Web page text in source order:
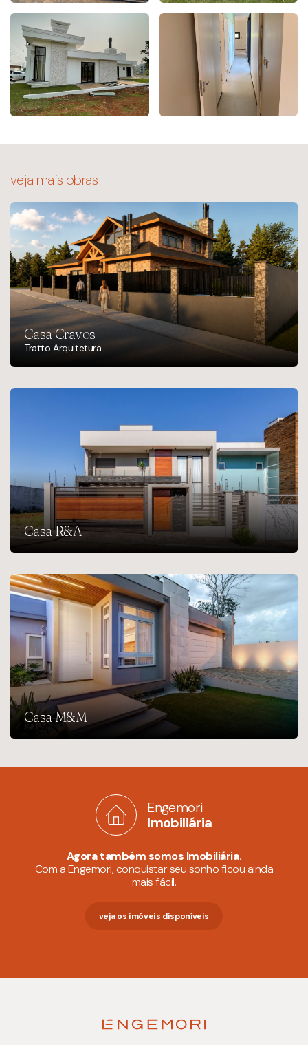
veja mais obras
Casa Cravos
Tratto Arquitetura
Casa R&A
Casa M&M
Engemori
Imobiliária
Agora também somos Imobiliária.
Com a Engemori, conquistar seu sonho ficou ainda
mais fácil.
veja os imóveis disponíveis